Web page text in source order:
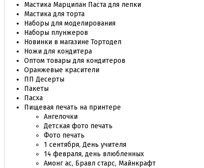
Мастика Марципан Паста для лепки
Мастика для торта
Наборы для моделирования
Наборы плунжеров
Новинки в магазине Тортодел
Ножи для кондитера
Оптом товары для кондитеров
Оранжевые красители
ПП Десерты
Пакеты
Пасха
Пищевая печать на принтере
Ангелочки
Детская фото печать
Фото печать
1 сентября, День учителя
14 февраля, день влюбленных
Амонг ас, Бравл старс, Майнкрафт